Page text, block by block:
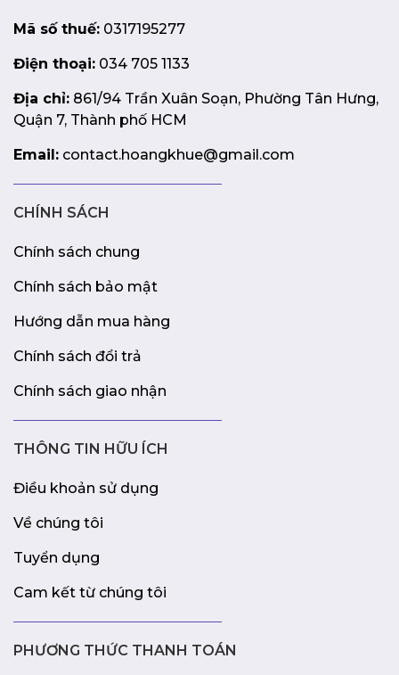
Mã số thuế: 0317195277
Điện thoại: 034 705 1133
Địa chỉ: 861/94 Trần Xuân Soạn, Phường Tân Hưng,
Quận 7, Thành phố HCM
Email: contact.hoangkhue@gmail.com
CHÍNH SÁCH
Chính sách chung
Chính sách bảo mật
Hướng dẫn mua hàng
Chính sách đổi trả
Chính sách giao nhận
THÔNG TIN HỮU ÍCH
Điều khoản sử dụng
Về chúng tôi
Tuyển dụng
Cam kết từ chúng tôi
PHƯƠNG THỨC THANH TOÁN